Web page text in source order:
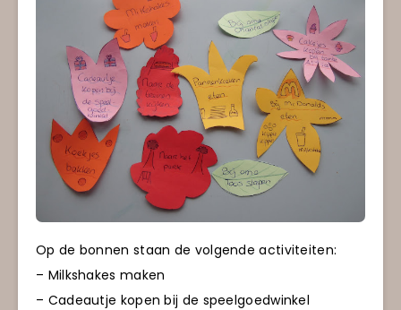
Op de bonnen staan de volgende activiteiten:
– Milkshakes maken
– Cadeautje kopen bij de speelgoedwinkel